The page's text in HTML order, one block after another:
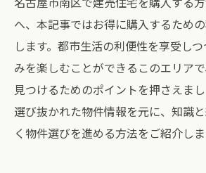
へ、本記事ではお得に購入するため
します。都市生活の利便性を享受し
みを楽しむことができるこのエリア
見つけるためのポイントを押さえま
選び抜かれた物件情報を元に、知識
く物件選びを進める方法をご紹介しま